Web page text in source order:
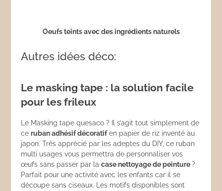
Oeufs teints avec des ingrédients naturels
Autres idées déco:
Le masking tape : la solution facile
pour les frileux
Le Masking tape quesaco ? Il s’agit tout simplement de
ceruban adhésif décoratifen papier de riz inventé au
japon. Très apprécié par les adeptes du DIY, ce ruban
multi usages vous permettra de personnaliser vos
œufs sans passer par lacase nettoyage de peinture?
Parfait pour une activité avec les enfants car il se
découpe sans ciseaux. Les motifs disponibles sont